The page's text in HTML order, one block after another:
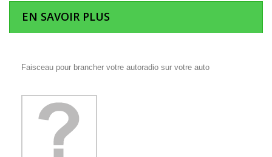
EN SAVOIR PLUS
Faisceau pour brancher votre autoradio sur votre auto